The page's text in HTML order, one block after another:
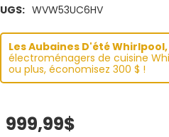
UGS: WVW53UC6HV
Les Aubaines D'été
électroménagers de cuisine
ou plus, économisez 300 $ !
999,99$